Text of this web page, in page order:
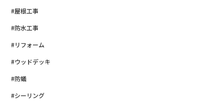
#屋根工事
#防水工事
#リフォーム
#ウッドデッキ
#防蟻
#シーリング